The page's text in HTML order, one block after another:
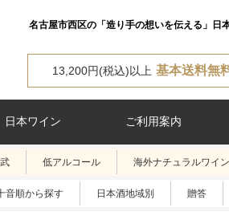
名古屋市西区の「造り手の想いを伝える」日
13,200円(税込)以上 基本送料無
日本ワイン ご利用案内
低アルコール 海外ナチュラルワイン
音順から探す 日本酒地域別 贈答